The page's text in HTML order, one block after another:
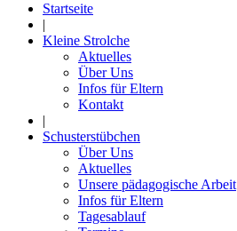
Startseite
|
Kleine Strolche
Aktuelles
Über Uns
Infos für Eltern
Kontakt
|
Schusterstübchen
Über Uns
Aktuelles
Unsere pädagogische Arbeit
Infos für Eltern
Tagesablauf